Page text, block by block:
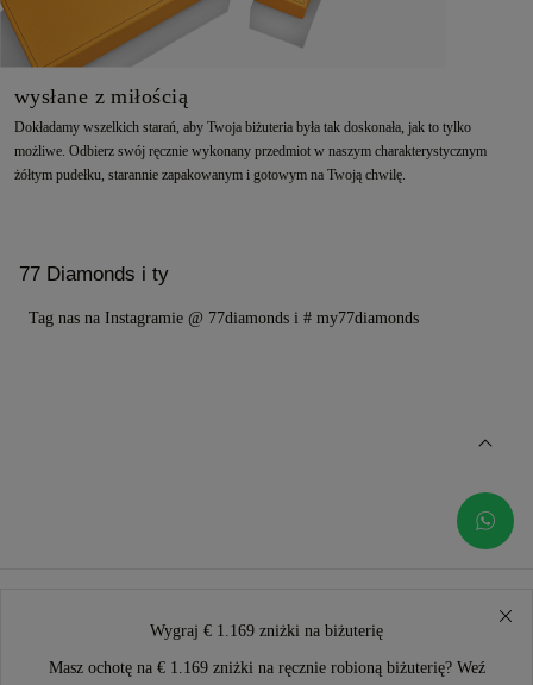
wysłane z miłością
Dokładamy wszelkich starań, aby Twoja biżuteria była tak doskonała, jak to tylko
możliwe. Odbierz swój ręcznie wykonany przedmiot w naszym charakterystycznym
żółtym pudełku, starannie zapakowanym i gotowym na Twoją chwilę.
77 Diamonds i ty
Tag nas na Instagramie @ 77diamonds i # my77diamonds
Wygraj € 1.169 zniżki na biżuterię
Masz ochotę na € 1.169 zniżki na ręcznie robioną biżuterię? Weź